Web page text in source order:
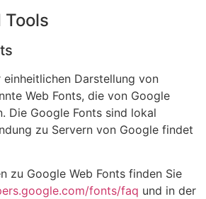
Tools
Darstellung von
Web Fonts, die von Google
Die Google Fonts sind lokal
zu Servern von Google findet
zu Google Web Fonts finden Sie
fonts/faq und in der